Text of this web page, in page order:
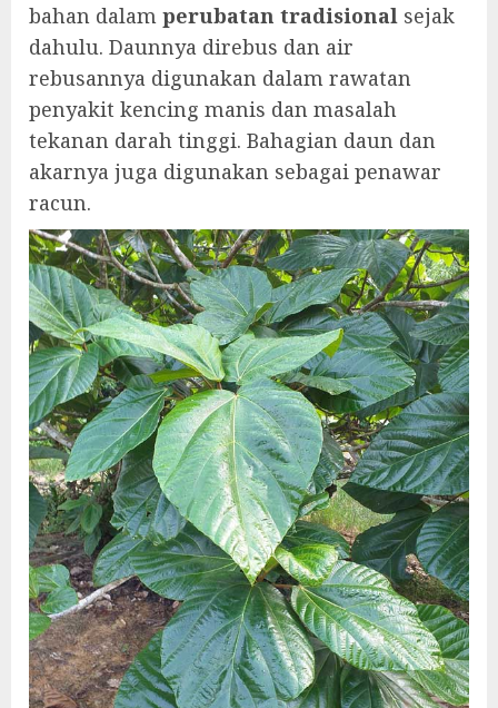
bahan dalam perubatan tradisional sejak
dahulu. Daunnya direbus dan air
rebusannya digunakan dalam rawatan
penyakit kencing manis dan masalah
tekanan darah tinggi. Bahagian daun dan
akarnya juga digunakan sebagai penawar
racun.